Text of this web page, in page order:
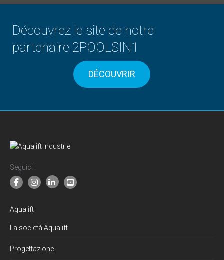
Découvrez le site de notre
partenaire 2POOLSIN1
DÉCOUVRIR
Seguici :
Aqualift
La società Aqualift
Progettazione